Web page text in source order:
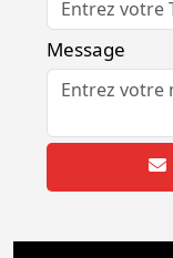
Message